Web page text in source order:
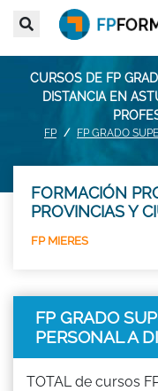
CURSOS DE FP
DISTANCIA EN
FP
FP GRADO
FORMACIÓN
PROVINCIAS Y
FP MIERES
FP GRADO
PERSONAL A
TOTAL de cursos